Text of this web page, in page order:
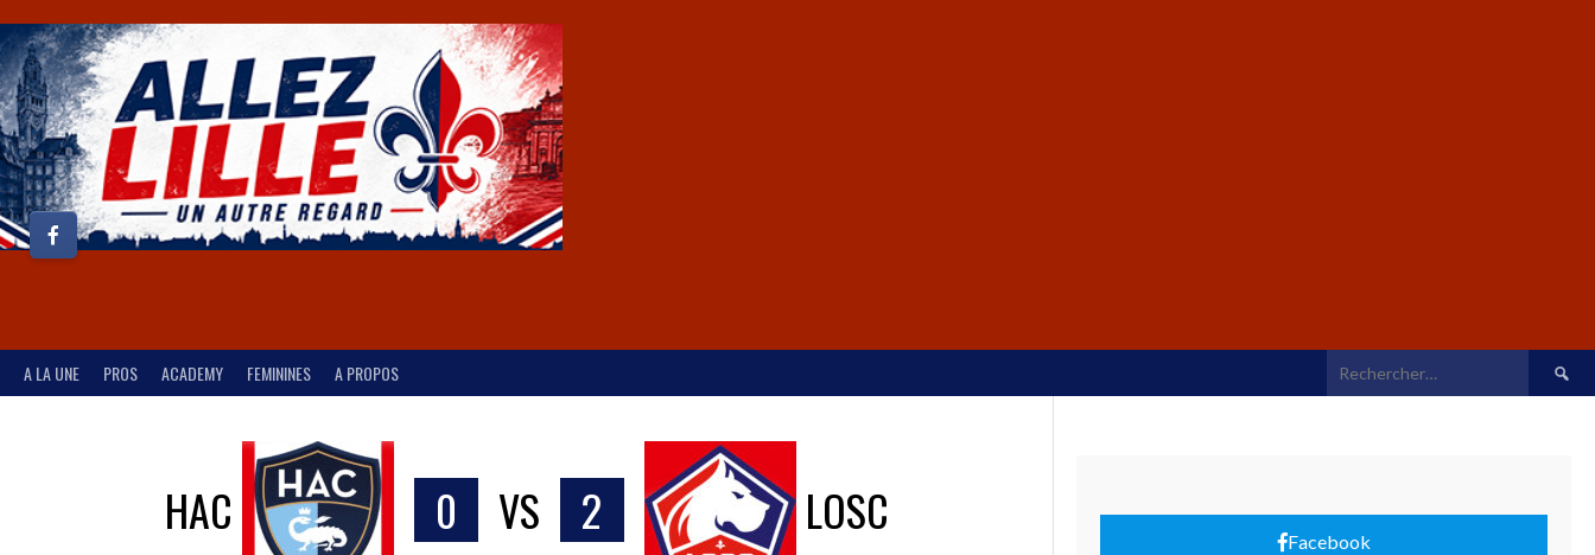
A LA UNE PROS ACADEMY FEMININES A PROPOS
HAC 0 VS 2 LOSC
Facebook